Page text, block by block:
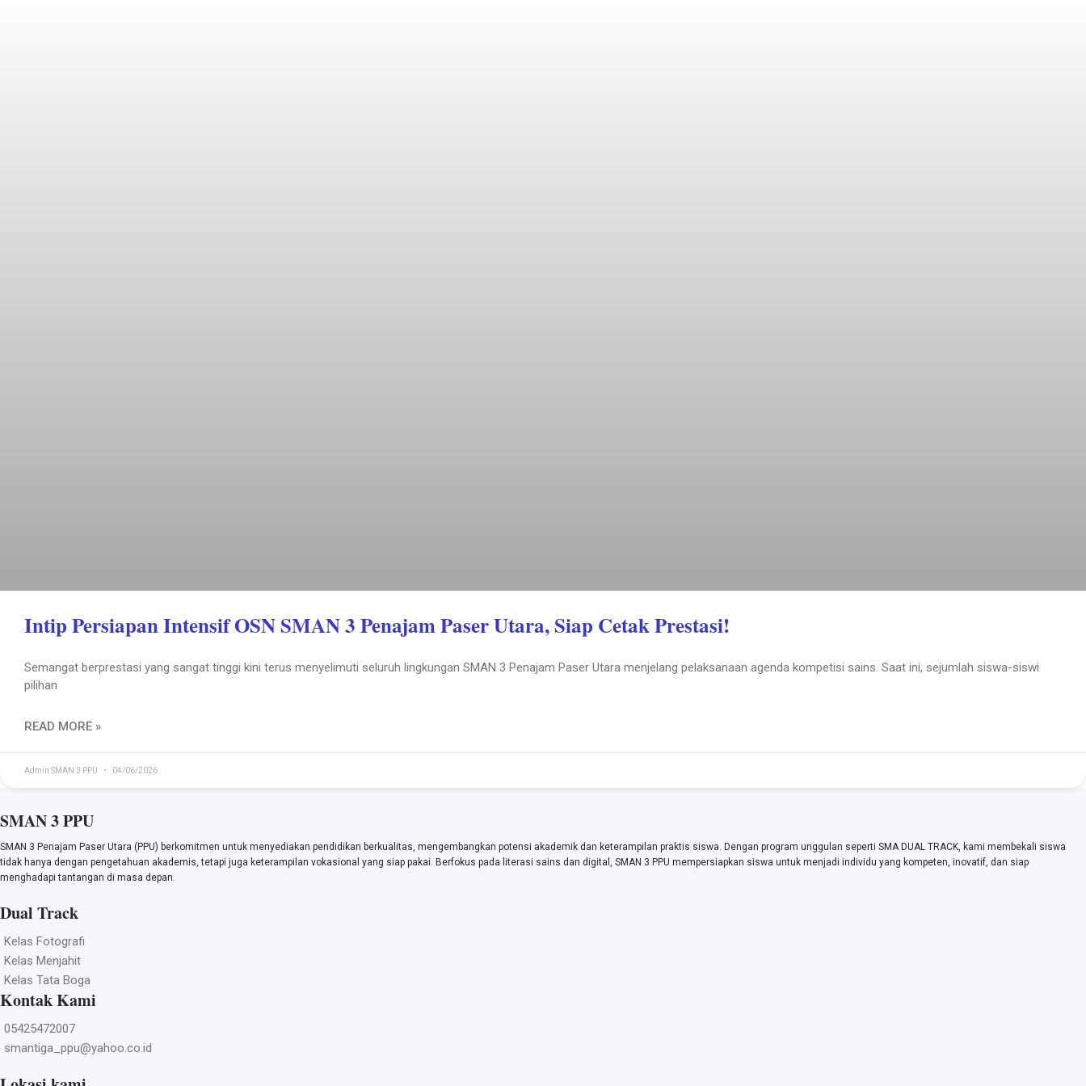
Intip Persiapan Intensif OSN SMAN 3 Penajam Paser Utara, Siap Cetak Prestasi!
Semangat berprestasi yang sangat tinggi kini terus menyelimuti seluruh lingkungan SMAN 3 Penajam Paser Utara menjelang pelaksanaan agenda kompetisi sains. Saat ini, sejumlah siswa-siswi
pilihan
READ MORE »
Admin SMAN 3 PPU 04/06/2026
SMAN 3 PPU
SMAN 3 Penajam Paser Utara (PPU) berkomitmen untuk menyediakan pendidikan berkualitas, mengembangkan potensi akademik dan keterampilan praktis siswa. Dengan program unggulan seperti SMA DUAL TRACK, kami membekali siswa
tidak hanya dengan pengetahuan akademis, tetapi juga keterampilan vokasional yang siap pakai. Berfokus pada literasi sains dan digital, SMAN 3 PPU mempersiapkan siswa untuk menjadi individu yang kompeten, inovatif, dan siap
menghadapi tantangan di masa depan.
Dual Track
Kelas Fotografi
Kelas Menjahit
Kelas Tata Boga
Kontak Kami
05425472007
smantiga_ppu@yahoo.co.id